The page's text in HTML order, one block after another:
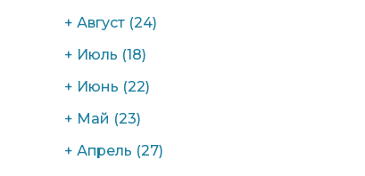
+ Август (24)
+ Июль (18)
+ Июнь (22)
+ Май (23)
+ Апрель (27)